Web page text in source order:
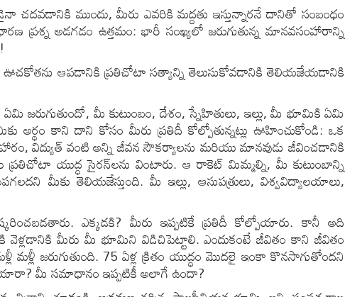
చదవడానికి ముందు, మీరు ఎవరికి మద్దతు ఇస్తున్నారనే దానితో సంబంధం
ప్రశ్న అడగడం ఉత్తమం: భారీ సంఖ్యలో జరుగుతున్న మానవసంహారాన్ని
ఆపడానికి ప్రతిచోటా సత్యాన్ని తెలుసుకోవడానికి తెలియజేయడానికి
మీ కుటుంబం, దేశం, స్నేహితులు, ఇల్లు, మీ భూమికి ఏమి
అర్థం కాని దాని కోసం మీరు ప్రతిదీ కోల్పోతున్నట్లు ఊహించుకోండి: ఒక
విద్యుత్ వంటి అన్ని జీవన సౌకర్యాలను మరియు మానవుడు జీవించడానికి
ప్రతిచోటా యుద్ధ సైరన్‌లను వింటారు. ఆ రాకెట్ మిమ్మల్ని, మీ కుటుంబాన్ని
మీకు తెలియజేస్తుంది. మీ ఇల్లు, ఆసుపత్రులు, విశ్వవిద్యాలయాలు,
ఎక్కడకి? మీరు ఇప్పటికే ప్రతిదీ కోల్పోయారు. కానీ అది
వెళ్లడానికి మీరు మీ భూమిని విడిచిపెట్టాలి. ఎందుకంటే జీవితం కాని జీవితం
జరుగుతుంది. 75 ఏళ్ల క్రితం యుద్ధం మొదలై ఇంకా కొనసాగుతోందని
మీ సమాధానం ఇప్పటికీ అలాగే ఉందా?